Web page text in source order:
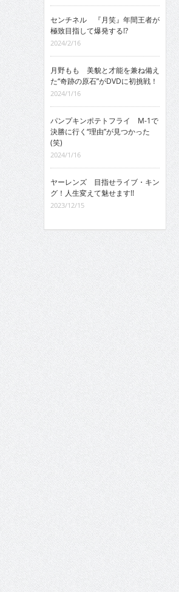
センチネル 『月笑』年間王者が
極致目指して爆発する!?
2024/2/16
月野もも 美貌と才能を兼ね備え
た“奇跡の原石”がDVDに初挑戦！
2024/1/16
パンプキンポテトフライ M-1で
決勝に行く“理由”が見つかった
(笑)
2024/1/16
ヤーレンズ 目指せライブ・キン
グ！人生変えて魅せます!!
2023/12/15